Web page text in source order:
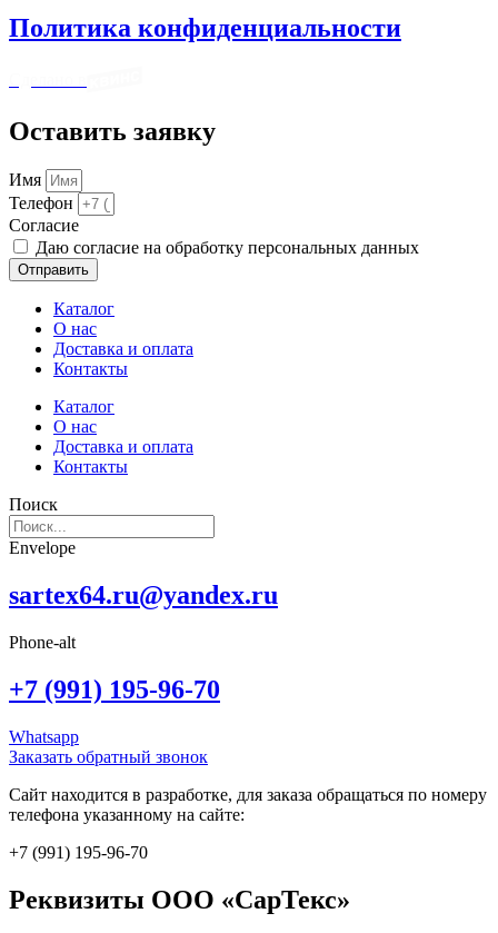
Политика конфиденциальности
Оставить заявку
Имя
Телефон
Cогласие
Даю согласие на обработку персональных данных
Отправить
Каталог
О нас
Доставка и оплата
Контакты
Каталог
О нас
Доставка и оплата
Контакты
Поиск
Envelope
sartex64.ru@yandex.ru
Phone-alt
+7 (991) 195-96-70
Whatsapp
Заказать обратный звонок
Сайт находится в разработке, для заказа обращаться по номеру
телефона указанному на сайте:
+7 (991) 195-96-70
Реквизиты ООО «СарТекс»